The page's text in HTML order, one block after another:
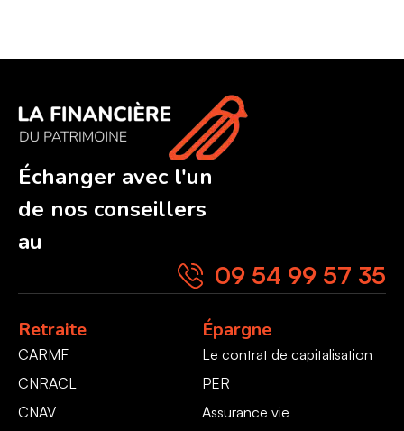
Échanger avec l'un
de nos conseillers
au
09 54 99 57 35
Retraite
CARMF
CNRACL
CNAV
Épargne
Le contrat de capitalisation
PER
Assurance vie